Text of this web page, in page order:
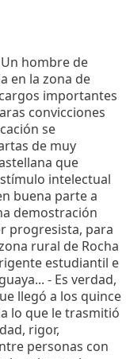
hombre de
en la zona de
importantes
convicciones
se
de muy
que
intelectual
buena parte a
demostración
progresista, para
rural de Rocha
estudiantil e
- Es verdad,
llegó a los quince
lo que le trasmitió
rigor,
personas con